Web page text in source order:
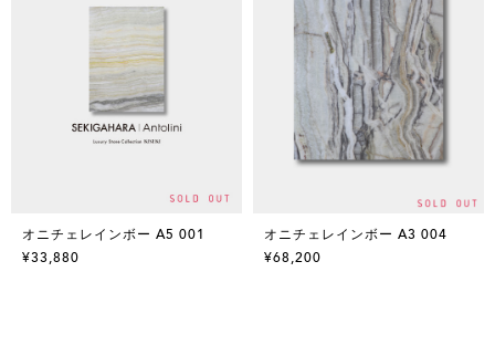
オニチェレインボー A5 001
¥33,880
オニチェレインボー A3 004
¥68,200